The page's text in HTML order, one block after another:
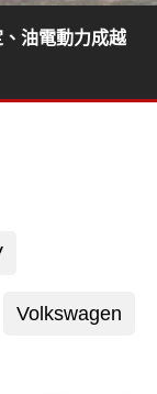
油電動力成越
Volkswagen